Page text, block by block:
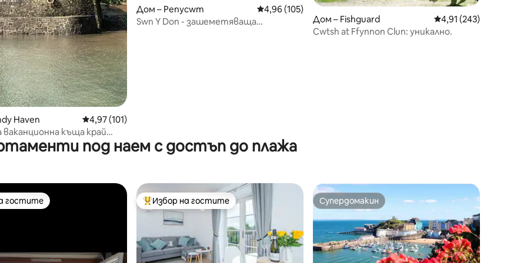
5, 227 отзива
Haven Средна оценка: 4,97 от 5, 101 отзива
4,97 (101)
ваканционна къща край
Дом – Penycwm Средна оценка: 4,96 от 5, 105 отзива
4,96 (105)
Swn Y Don - зашеметяваща
Дом – Fishguard Средна оценка: 4,91
4,91 (243)
Cwtsh at Ffynnon Clun: уникално.
под наем с достъп до плажа
гостите
гостите Най-популярен избор на гостите
Избор на гостите Супердомакин
Супердомакин